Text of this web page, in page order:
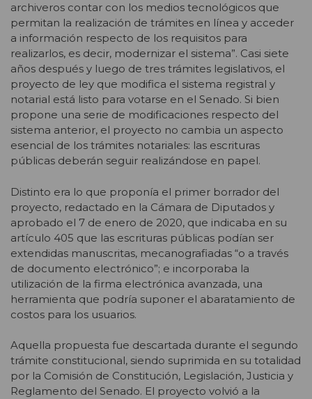
archiveros contar con los medios tecnológicos que
permitan la realización de trámites en línea y acceder
a información respecto de los requisitos para
realizarlos, es decir, modernizar el sistema”. Casi siete
años después y luego de tres trámites legislativos, el
proyecto de ley que modifica el sistema registral y
notarial está listo para votarse en el Senado. Si bien
propone una serie de modificaciones respecto del
sistema anterior, el proyecto no cambia un aspecto
esencial de los trámites notariales: las escrituras
públicas deberán seguir realizándose en papel.
Distinto era lo que proponía el primer borrador del
proyecto, redactado en la Cámara de Diputados y
aprobado el 7 de enero de 2020, que indicaba en su
artículo 405 que las escrituras públicas podían ser
extendidas manuscritas, mecanografiadas “o a través
de documento electrónico”; e incorporaba la
utilización de la firma electrónica avanzada, una
herramienta que podría suponer el abaratamiento de
costos para los usuarios.
Aquella propuesta fue descartada durante el segundo
trámite constitucional, siendo suprimida en su totalidad
por la Comisión de Constitución, Legislación, Justicia y
Reglamento del Senado. El proyecto volvió a la